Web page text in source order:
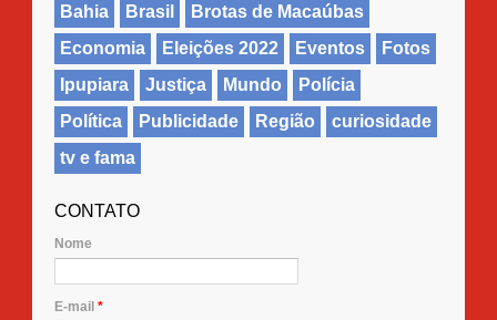
Bahia
Brasil
Brotas de Macaúbas
Economia
Eleições 2022 Eventos
Fotos
Ipupiara
Justiça Mundo
Polícia
Política
Publicidade Região
curiosidade
tv e fama
CONTATO
Nome
E-mail *